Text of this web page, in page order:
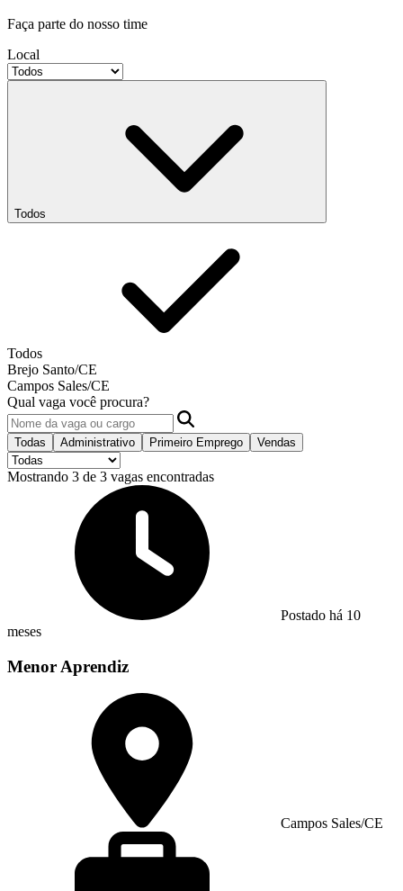
Faça parte do nosso time
Local
Todos
Todos
Brejo Santo/CE
Campos Sales/CE
Qual vaga você procura?
Todas Administrativo Primeiro Emprego Vendas
Mostrando 3 de 3 vagas encontradas
Postado há 10
meses
Menor Aprendiz
Campos Sales/CE